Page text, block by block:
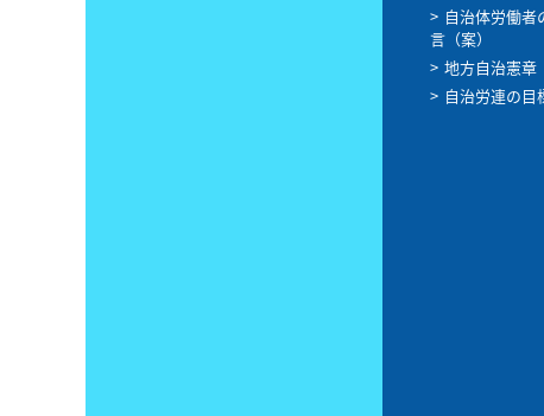
自治体労働者
言（案）
地方自治憲章
自治労連の目